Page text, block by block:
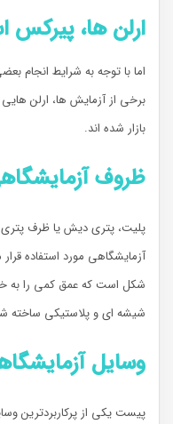
ارلن ها، پیرکس
اما با توجه به شرایط انجام
برخی از آزمایش ها، ارلن
بازار شده اند.
ظروف
پلیت، پتری دیش یا ظرف
آزمایشگاهی مورد استفاده
شکل است که عمق کمی را به
شیشه ای و پلاستیکی ساخته
وسایل
پیست یکی از پرکاربردترین